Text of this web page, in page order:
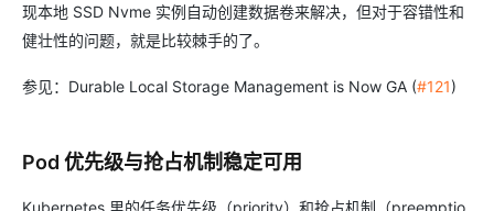
现本地 SSD Nvme 实例自动创建数据卷来解决，但对于容错性和
健壮性的问题，就是比较棘手的了。
参见：Durable Local Storage Management is Now GA (#121)
Pod 优先级与抢占机制稳定可用
Kubernetes 里的任务优先级（priority）和抢占机制（preemptio